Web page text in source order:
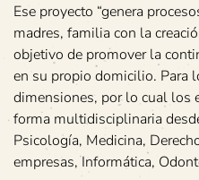
Ese proyecto “genera
madres, familia con la
objetivo de promover la
en su propio domicilio. Para
dimensiones, por lo cual los
forma multidisciplinaria
Psicología, Medicina,
empresas, Informática,